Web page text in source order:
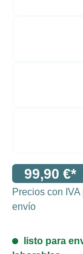
99,90 €*
Precios con IVA
envío
listo para